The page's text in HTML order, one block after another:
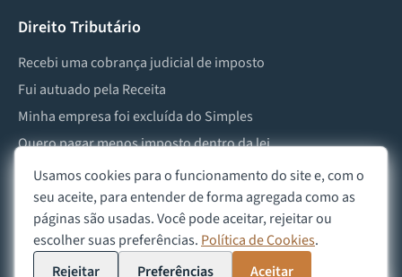
Direito Tributário
Recebi uma cobrança judicial de imposto
Fui autuado pela Receita
Minha empresa foi excluída do Simples
Quero pagar menos imposto dentro da lei
Preciso lidar com imposto de herança ou doação
2026Advocacia Custódio
Política de Privacidade Política de Cookies Aviso Legal
Usamos cookies para o funcionamento do site e, com o
seu aceite, para entender de forma agregada como as
páginas são usadas. Você pode aceitar, rejeitar ou
escolher suas preferências. Política de Cookies.
Rejeitar
Preferências Aceitar